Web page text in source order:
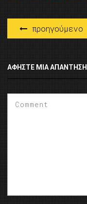
προηγούμενο
ΑΦΉΣΤΕ ΜΙΑ ΑΠΆΝΤΗΣΗ